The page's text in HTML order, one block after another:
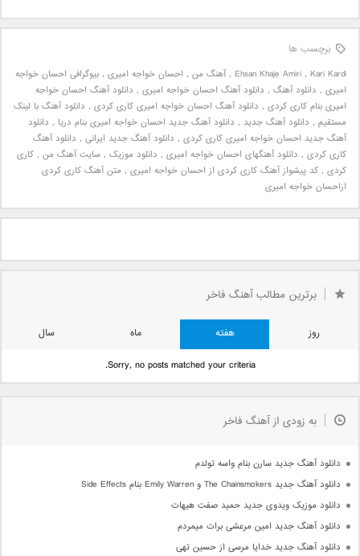
برچسب ها
Ehsan Khaje Amiri , Kari Kardi
,آهنگ من , احسان خواجه امیری , بیوگرافی احسان خواجه
امیری , دانلود آهنگ , دانلود آهنگ احسان خواجه امیری , دانلود آهنگ احسان خواجه
امیری بنام کاری کردی , دانلود آهنگ احسان خواجه امیری کاری کردی , دانلود آهنگ با لینک
مستقیم , دانلود آهنگ جدید , دانلود آهنگ جدید احسان خواجه امیری بنام دریا , دانلود
آهنگ جدید احسان خواجه امیری کاری کردی , دانلود آهنگ جدید ایرانی , دانلود آهنگ
کاری کردی , دانلود آهنگهای احسان خواجه امیری , دانلود موزیک , سایت آهنگ من , کاری
کردی , کد پیشواز آهنگ کاری کردی از احسان خواجه امیری , متن آهنگ کاری کردی
ازاحسان خواجه امیری
برترین مطالب آهنگ فاخر
روز هفته ماه
سال
Sorry, no posts matched your criteria.
به زودی از آهنگ فاخر
دانلود آهنگ جدید سارن بنام واسه تولدم
دانلود آهنگ جدید The Chainsmokers و Emily Warren بنام Side Effects
دانلود موزیک ویدوی جدید حمید صفت هیهات
دانلود آهنگ جدید امین مرعشی برات میمردم
دانلود آهنگ جدید خدایا مرسی از حسین تهی